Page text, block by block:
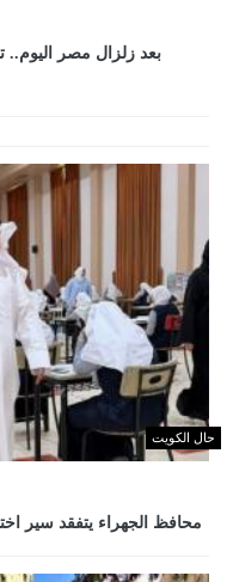
حال الكويت
محافظ الجهراء يتفقد سير